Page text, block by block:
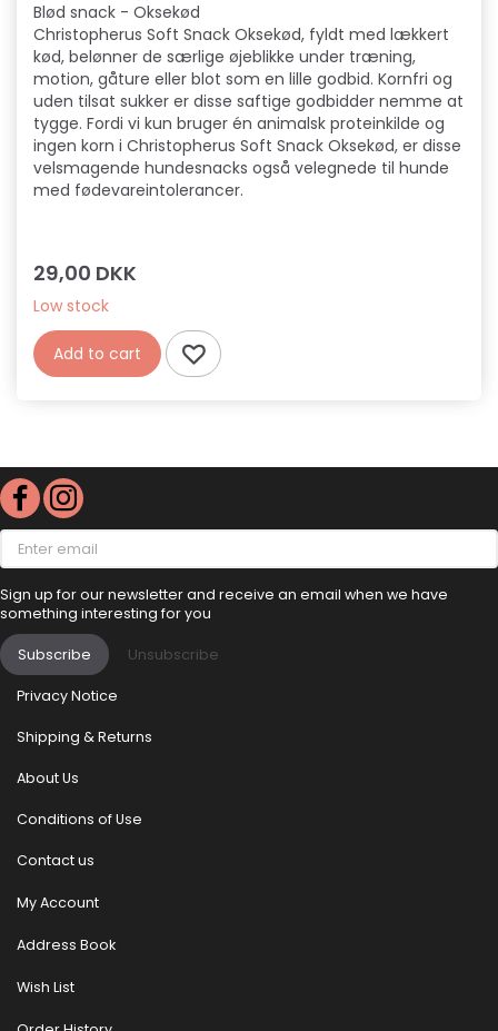
Blød snack - Oksekød
Christopherus Soft Snack Oksekød, fyldt med lækkert
kød, belønner de særlige øjeblikke under træning,
motion, gåture eller blot som en lille godbid. Kornfri og
uden tilsat sukker er disse saftige godbidder nemme at
tygge. Fordi vi kun bruger én animalsk proteinkilde og
ingen korn i Christopherus Soft Snack Oksekød, er disse
velsmagende hundesnacks også velegnede til hunde
med fødevareintolerancer.
29,00 DKK
Low stock
Add to cart
Enter
email
Sign up for our newsletter and receive an email when we have
something interesting for you
Subscribe Unsubscribe
Privacy Notice
Shipping & Returns
About Us
Conditions of Use
Contact us
My Account
Address Book
Wish List